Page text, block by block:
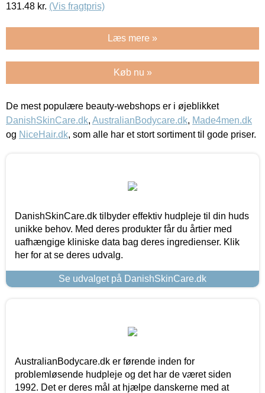
131.48 kr. (Vis fragtpris)
Læs mere »
Køb nu »
De mest populære beauty-webshops er i øjeblikket
DanishSkinCare.dk, AustralianBodycare.dk, Made4men.dk
og NiceHair.dk, som alle har et stort sortiment til gode priser.
DanishSkinCare.dk tilbyder effektiv hudpleje til din huds
unikke behov. Med deres produkter får du årtier med
uafhængige kliniske data bag deres ingredienser. Klik
her for at se deres udvalg.
Se udvalget på DanishSkinCare.dk
AustralianBodycare.dk er førende inden for
problemløsende hudpleje og det har de været siden
1992. Det er deres mål at hjælpe danskerne med at